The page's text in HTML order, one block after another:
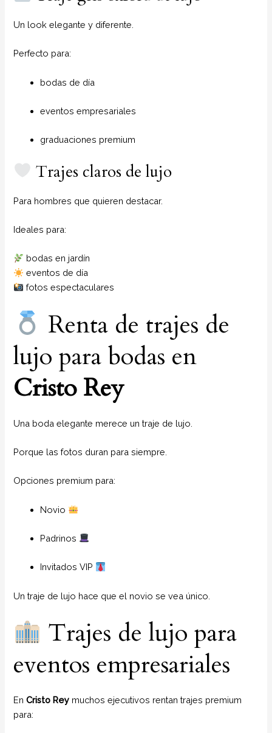
Un look elegante y diferente.
Perfecto para:
bodas de día
eventos empresariales
graduaciones premium
Trajes claros de lujo
Para hombres que quieren destacar.
Ideales para:
bodas en jardín
eventos de día
fotos espectaculares
Renta de trajes de
lujo para bodas en
Cristo Rey
Una boda elegante merece un traje de lujo.
Porque las fotos duran para siempre.
Opciones premium para:
Novio
Padrinos
Invitados VIP
Un traje de lujo hace que el novio se vea único.
Trajes de lujo para
eventos empresariales
EnCristo Rey muchos ejecutivos rentan trajes premium
para: